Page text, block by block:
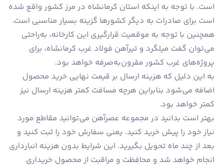
است. با توجه به اینکه استان کرمانشاه در مرز کشور واقع شده
است برای صادرات به دیگر کشورها گزینه بسیار مناسبی است.
همچنین با توجه به موقعیت قرارگیری این کارخانه، به‌راحتی
می‌توان گفت میلگرد و تیرآهن فولاد غرب کرمانشاه، برای
پروژه‌های غرب کشور مقرون‌به‌صرفه خواهد بود.
به این دلیل که هزینه ارسال بر قیمت نهایی خرید محصول
اضافه می‌شود بنابراین هرچه مسافت کمتر هزینه ارسال نیز
کمتر خواهد بود.
بهتر است بدانید در مجموعه عصرآهن می‌توانید مقاطع مورد
نیاز خود را پیش خرید کنید. یعنی سفارش خود را ثبت کنید و
بعد از چند ماه تحویل بگیرید. این شرایط بدون هزینه انبارداری
انجام خواهد شد و محافظت و مراقبت از محصول خریداری